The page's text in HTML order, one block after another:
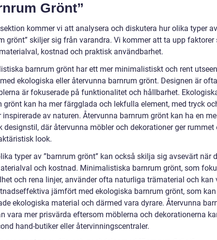
Grönt”
kommer vi att analysera och diskutera hur olika typer av
grönt” skiljer sig från varandra. Vi kommer att ta upp faktorer
kostnad och praktisk användbarhet.
barnrum grönt har ett mer minimalistiskt och rent
ekologiska eller återvunna barnrum grönt. Designen är
är fokuserade på funktionalitet och hållbarhet.
grönt kan ha mer färgglada och lekfulla element, med tryck
inspirerade av naturen. Återvunna barnrum grönt kan ha en
designstil, där återvunna möbler och dekorationer ger rummet
look.
typer av ”barnrum grönt” kan också skilja sig avsevärt när
och kostnad. Minimalistiska barnrum grönt, som
och rena linjer, använder ofta naturliga trämaterial och kan
jämfört med ekologiska barnrum grönt, som
ekologiska material och därmed vara dyrare. Återvunna
vara mer prisvärda eftersom möblerna och dekorationerna
hand-butiker eller återvinningscentraler.